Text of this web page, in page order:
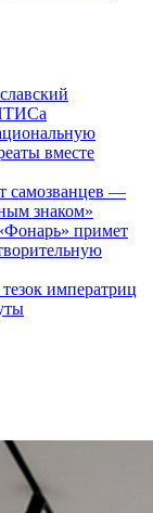
вместе
самозванцев —
знаком»
примет
императриц